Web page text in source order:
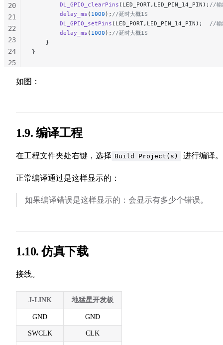
        DL_GPIO_clearPins
(LED_PORT,LED_PIN_14_PIN); //输
        delay_ms
( 1000 ); //延时大概1S
        DL_GPIO_setPins
(LED_PORT,LED_PIN_14_PIN);
//输
        delay_ms
( 1000 ); //延时大概1S
    }
}
20
21
22
23
24
25
如图：
1.9. 编译工程
在工程文件夹处右键，选择 Build Project(s) 进行编译。
正常编译通过是这样显示的：
如果编译错误是这样显示的：会显示有多少个错误。
1.10. 仿真下载
接线。
J-LINK 地猛星开发板
GND GND
SWCLK CLK